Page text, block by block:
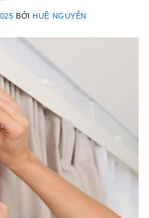
BỞIHUỆ NGUYỄN